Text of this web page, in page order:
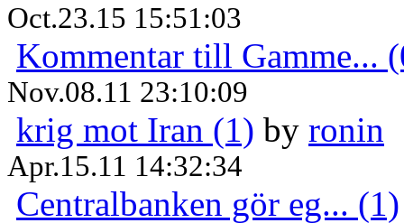
Oct.23.15 15:51:03
Kommentar till Gamme...
Nov.08.11 23:10:09
krig mot Iran (1) by ronin
Apr.15.11 14:32:34
Centralbanken gör eg... (1)